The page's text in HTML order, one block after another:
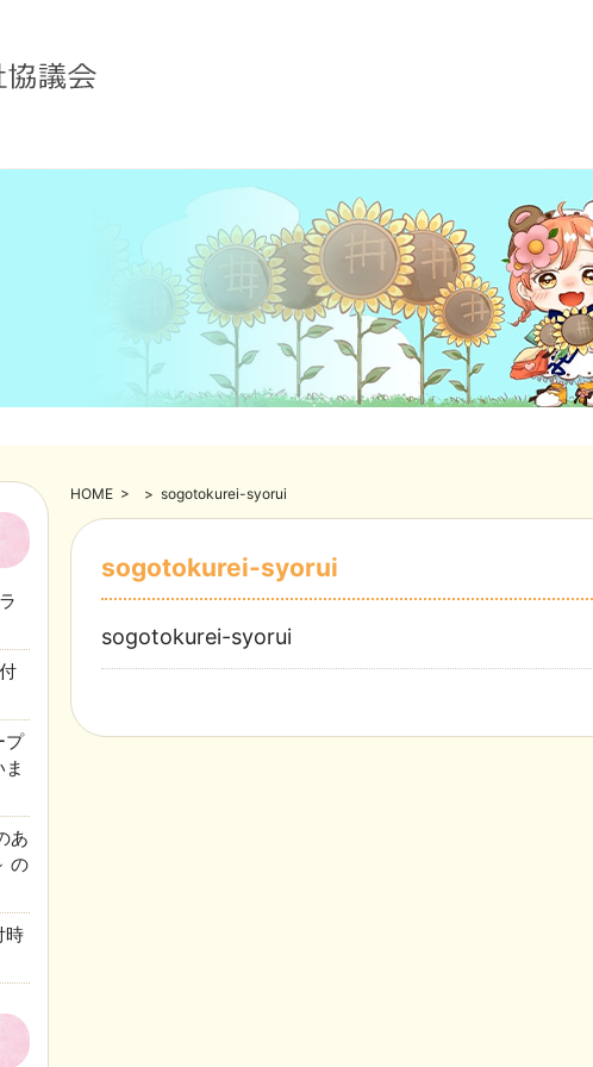
HOME > > sogotokurei-syorui
sogotokurei-syorui
sogotokurei-syorui
プ
あ
の
時